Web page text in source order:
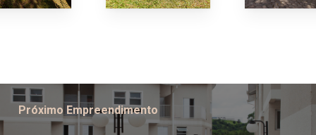
Próximo Empreendimento